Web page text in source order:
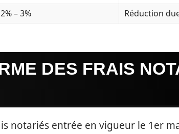
2% – 3% Réduction
DES FRAIS
notariés entrée en vigueur le 1er